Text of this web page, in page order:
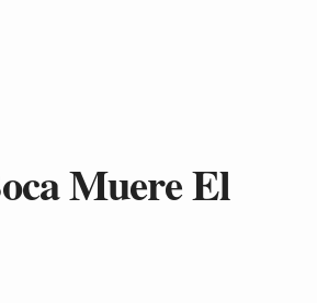
Muere El